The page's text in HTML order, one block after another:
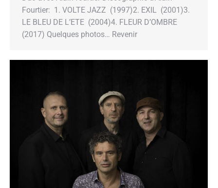
Fourtier: 1. VOLTE JAZZ (1997)2. EXIL (2001)3.
LE BLEU DE L’ETE (2004)4. FLEUR D’OMBRE
(2017) Quelques photos… Revenir